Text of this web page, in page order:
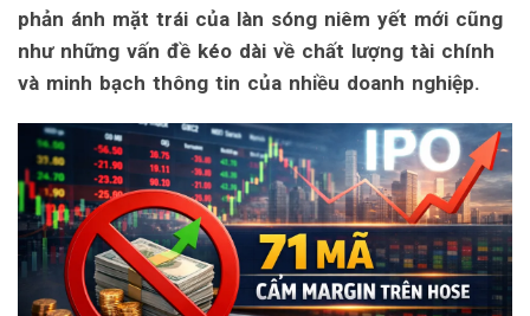
phản ánh mặt trái của làn sóng niêm yết mới cũng
như những vấn đề kéo dài về chất lượng tài chính
và minh bạch thông tin của nhiều doanh nghiệp.